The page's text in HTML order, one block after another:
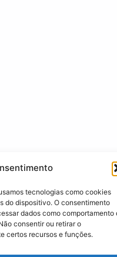
tecnologias como cookies
do dispositivo. O consentimento
dados como comportamento
consentir ou retirar o
certos recursos e funções.